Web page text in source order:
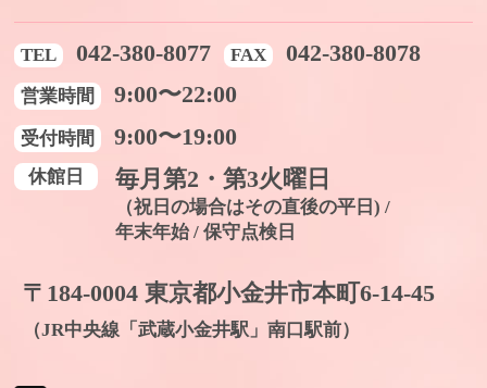
TEL 042-380-8077 FAX 042-380-8078
営業時間 9:00〜22:00
受付時間 9:00〜19:00
休館日 毎月第2・第3火曜日
（祝日の場合はその直後の平日) /
年末年始 / 保守点検日
〒184-0004 東京都小金井市本町6-14-45
（JR中央線「武蔵小金井駅」南口駅前）